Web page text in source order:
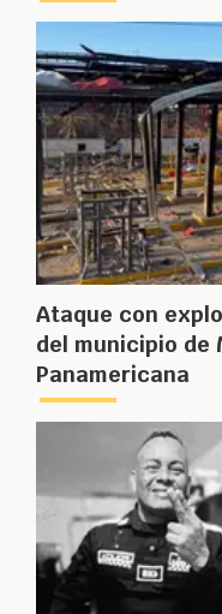
Ataque con
del municipio de
Panamericana